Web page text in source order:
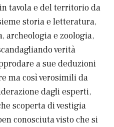
tavola e del territorio da
storia e letteratura,
archeologia e zoologia,
verità
a sue deduzioni
ma così verosimili da
dagli esperti,
scoperta di vestigia
conosciuta visto che si